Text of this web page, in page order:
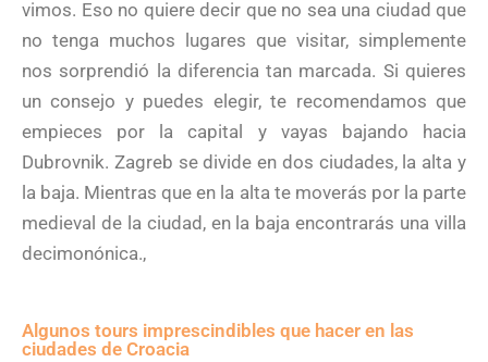
vimos. Eso no quiere decir que no sea una ciudad que
no tenga muchos lugares que visitar, simplemente
nos sorprendió la diferencia tan marcada. Si quieres
un consejo y puedes elegir, te recomendamos que
empieces por la capital y vayas bajando hacia
Dubrovnik. Zagreb se divide en dos ciudades, la alta y
la baja. Mientras que en la alta te moverás por la parte
medieval de la ciudad, en la baja encontrarás una villa
decimonónica.,
Algunos tours imprescindibles que hacer en las
ciudades de Croacia